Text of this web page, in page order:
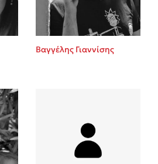
Βαγγέλης Γιαννίσης